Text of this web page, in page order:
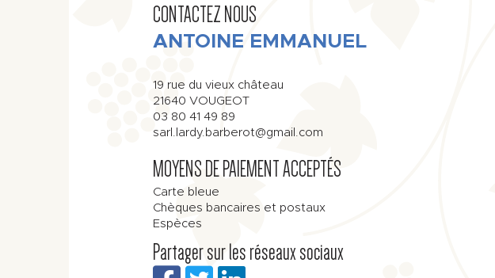
CONTACTEZ NOUS
ANTOINE EMMANUEL
19 rue du vieux château
21640 VOUGEOT
03 80 41 49 89
sarl.lardy.barberot@gmail.com
MOYENS DE PAIEMENT ACCEPTÉS
Carte bleue
Chèques bancaires et postaux
Espèces
Partager sur les réseaux sociaux